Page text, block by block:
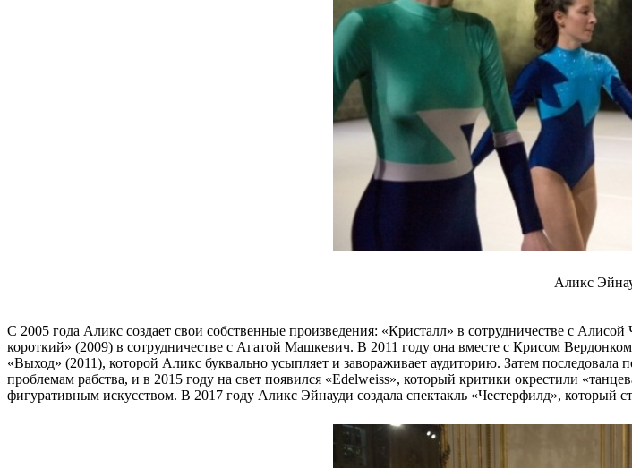
Аликс
С 2005 года Аликс создает свои собственные произведения: «Кристалл» в сотрудничестве с
короткий» (2009) в сотрудничестве с Агатой Машкевич. В 2011 году она вместе с Крисом
«Выход» (2011), которой Аликс буквально усыпляет и завораживает аудиторию. Затем
проблемам рабства, и в 2015 году на свет появился «Edelweiss», который критики окрестили
фигуративным искусством. В 2017 году Аликс Эйнауди создала спектакль «Честерфилд», который